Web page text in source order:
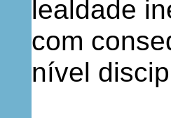
lealdade
com
nível